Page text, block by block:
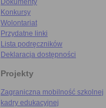
Dokumenty
Konkursy
Wolontariat
Przydatne linki
Lista podręczników
Deklaracja dostępności
Projekty
Zagraniczna mobilność szkolnej
kadry edukacyjnej